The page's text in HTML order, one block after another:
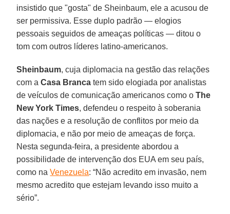
insistido que "gosta" de Sheinbaum, ele a acusou de
ser permissiva. Esse duplo padrão — elogios
pessoais seguidos de ameaças políticas — ditou o
tom com outros líderes latino-americanos.
Sheinbaum, cuja diplomacia na gestão das relações
com aCasa Branca tem sido elogiada por analistas
de veículos de comunicação americanos como o The
New York Times, defendeu o respeito à soberania
das nações e a resolução de conflitos por meio da
diplomacia, e não por meio de ameaças de força.
Nesta segunda-feira, a presidente abordou a
possibilidade de intervenção dos EUA em seu país,
como naVenezuela: “Não acredito em invasão, nem
mesmo acredito que estejam levando isso muito a
sério”.